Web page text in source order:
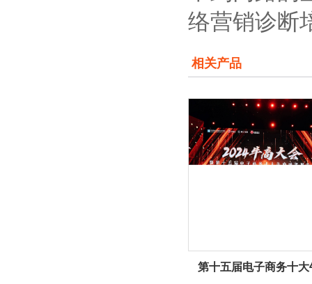
络营销诊断
相关产品
第十五届电子商务十